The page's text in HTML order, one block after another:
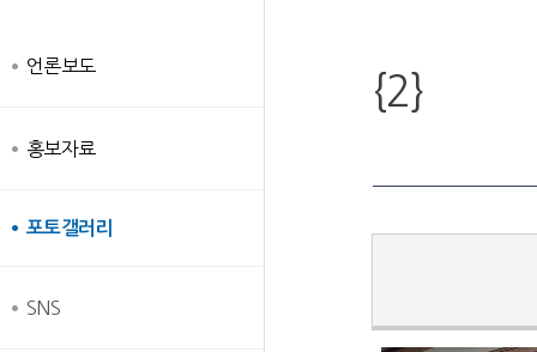
언론보도
홍보자료
포토갤러리
SNS
{2}